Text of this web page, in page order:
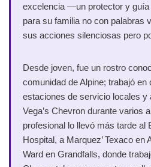
excelencia —un protector y guía
para su familia no con palabras
sus acciones silenciosas pero
Desde joven, fue un rostro
comunidad de Alpine; trabajó en
estaciones de servicio locales y
Vega’s Chevron durante varios
profesional lo llevó más tarde al
Hospital, a Marquez’ Texaco en
Ward en Grandfalls, donde